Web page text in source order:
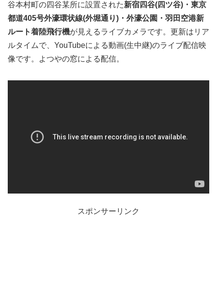
谷本村町の四谷某所に設置された新宿四谷(四ツ谷)・東京
都道405号外濠環状線(外堀通り)・外濠公園・羽田空港新
ルート着陸飛行機が見えるライブカメラです。更新はリア
ルタイムで、YouTubeによる動画(生中継)のライブ配信映
像です。よつやの窓による配信。
スポンサーリンク